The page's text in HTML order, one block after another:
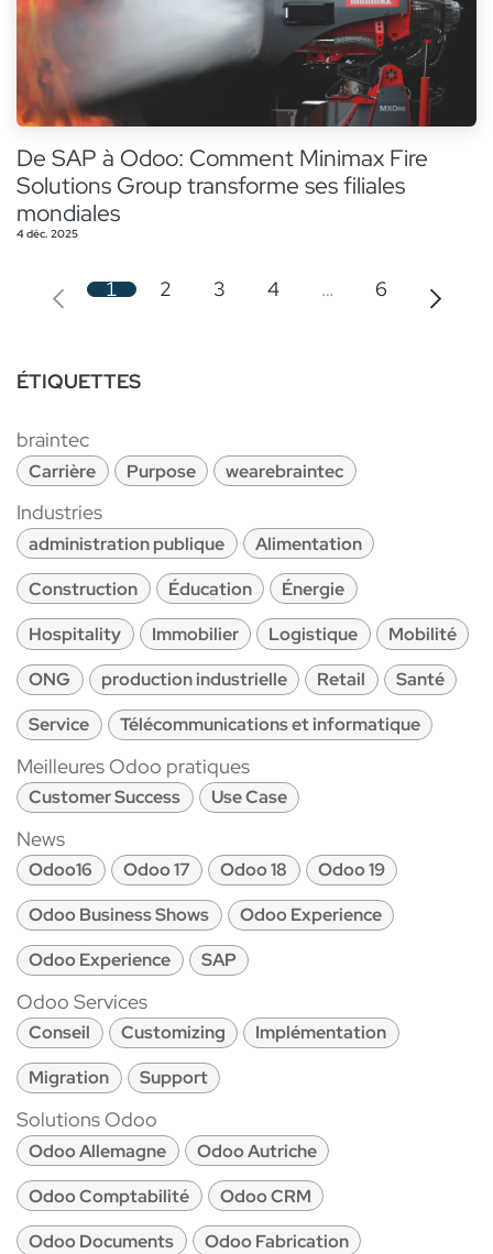
De SAP à Odoo: Comment Minimax Fire
Solutions Group transforme ses filiales
mondiales
4 déc. 2025
1 2 3 4 … 6
ÉTIQUETTES
braintec
Carrière Purpose wearebraintec
Industries
administration publique
Alimentation
Construction
Éducation
Énergie
Hospitality
Immobilier Logistique
Mobilité
ONG
production industrielle Retail
Santé
Service
Télécommunications et informatique
Meilleures Odoo pratiques
Customer Success Use Case
News
Odoo16 Odoo 17 Odoo 18
Odoo 19
Odoo Business Shows
Odoo Experience
Odoo Experience
SAP
Odoo Services
Conseil Customizing
Implémentation
Migration
Support
Solutions Odoo
Odoo Allemagne
Odoo Autriche
Odoo Comptabilité
Odoo CRM
Odoo Documents
Odoo Fabrication